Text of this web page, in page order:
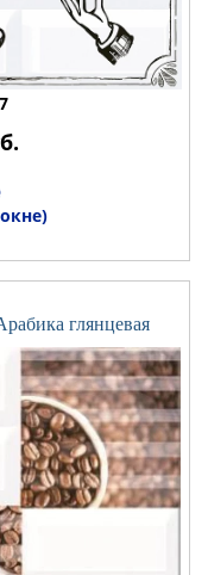
глянцевая